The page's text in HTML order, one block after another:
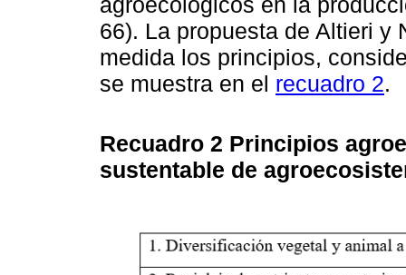
66). La propuesta de Altieri y
medida los principios,
se muestra en el recuadro 2.
Recuadro 2 Principios
sustentable de